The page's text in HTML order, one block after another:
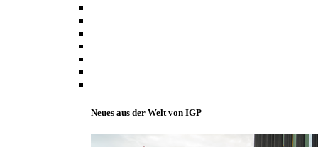
Neues aus der Welt von IGP